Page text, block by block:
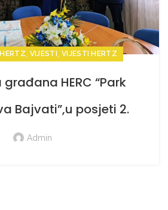
VIJESTI VIJESTI HERTZ
HERC “Park
Bajvati”,u posjeti 2.
(randžerskom) puku OS
Admin